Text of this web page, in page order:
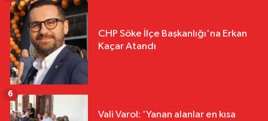
CHP Söke İlçe Başkanlığı'na Erkan
Kaçar Atandı
Vali Varol: 'Yanan alanlar en kısa
6